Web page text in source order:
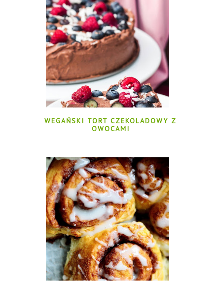
WEGAŃSKI TORT CZEKOLADOWY Z
OWOCAMI